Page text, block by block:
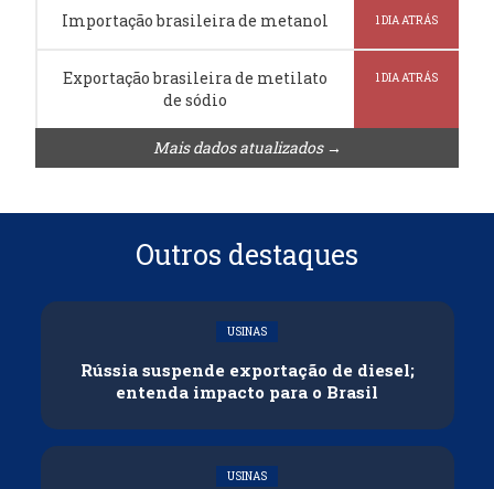
Importação brasileira de metanol 1 DIA ATRÁS
Exportação brasileira de metilato
de sódio
1 DIA ATRÁS
Mais dados atualizados →
Outros destaques
USINAS
Rússia suspende exportação de diesel;
entenda impacto para o Brasil
USINAS